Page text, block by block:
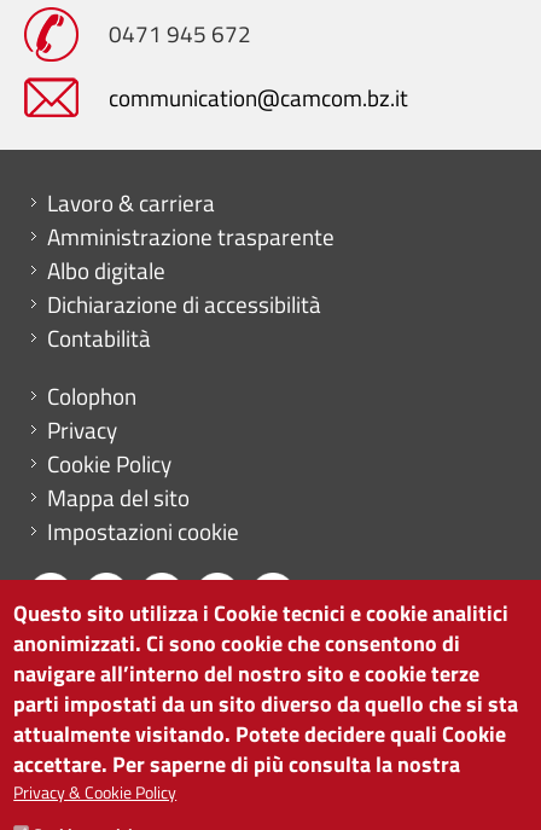
0471 945 672
communication@camcom.bz.it
Mini menu di servizio
Lavoro & carriera
Amministrazione trasparente
Albo digitale
Dichiarazione di accessibilità
Contabilità
Menu footer
Colophon
Privacy
Cookie Policy
Mappa del sito
Impostazioni cookie
CAMERA DI COMMERCIO DI BOLZANO
via Alto Adige 60 | I-39100 Bolzano
tel. 0471 945 511 |info@camcom.bz.it
Partita IVA: 00376420212
ISTITUTO PER LA PROMOZIONE DELLO
Questo sito utilizza i Cookie tecnici e cookie analitici
anonimizzati. Ci sono cookie che consentono di
navigare all’interno del nostro sito e cookie terze
parti impostati da un sito diverso da quello che si sta
attualmente visitando. Potete decidere quali Cookie
accettare. Per saperne di più consulta la nostra
Privacy & Cookie Policy